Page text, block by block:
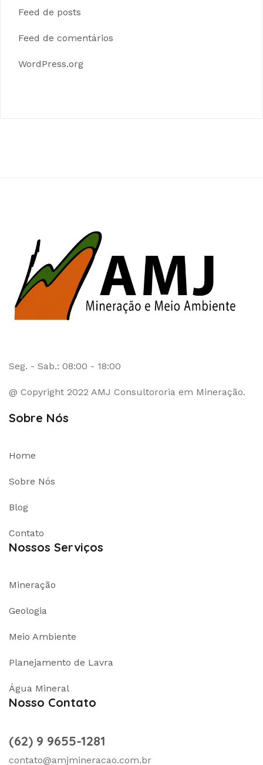
Feed de posts
Feed de comentários
WordPress.org
Seg. - Sab.: 08:00 - 18:00
@ Copyright 2022 AMJ Consultororia em Mineração.
Sobre Nós
Home
Sobre Nós
Blog
Contato
Nossos Serviços
Mineração
Geologia
Meio Ambiente
Planejamento de Lavra
Água Mineral
Nosso Contato
(62) 9 9655-1281
contato@amjmineracao.com.br